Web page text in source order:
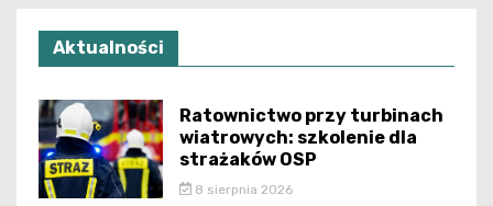
Aktualności
Ratownictwo przy turbinach
wiatrowych: szkolenie dla
strażaków OSP
8 sierpnia 2026